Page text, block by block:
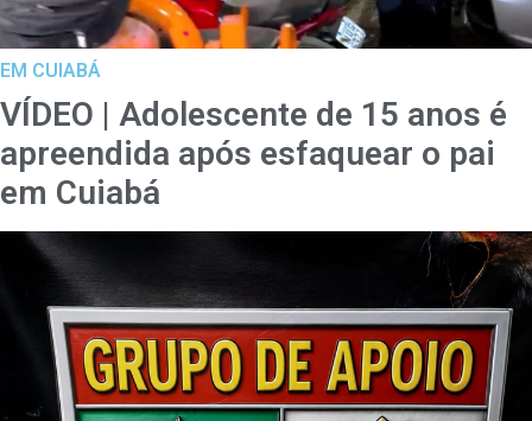
EM CUIABÁ
VÍDEO | Adolescente de 15 anos é
apreendida após esfaquear o pai
em Cuiabá